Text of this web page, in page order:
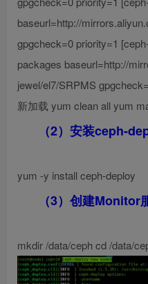
baseurl=http://
gpgcheck=0 priority=1
packages baseurl=http://
jewel/el7/SRPMS
新加载 yum clean all yum
（2）安装ceph-
yum -y install ceph-deploy
（3）创建Monitor
mkdir /data/ceph cd /data/